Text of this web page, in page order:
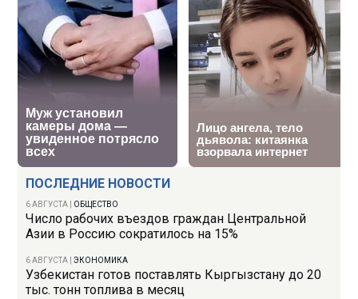
ПОСЛЕДНИЕ НОВОСТИ
6 АВГУСТА ОБЩЕСТВО
Число рабочих въездов граждан Центральной
Азии в Россию сократилось на 15%
6 АВГУСТА |ЭКОНОМИКА
Узбекистан готов поставлять Кыргызстану до 20
тыс. тонн топлива в месяц